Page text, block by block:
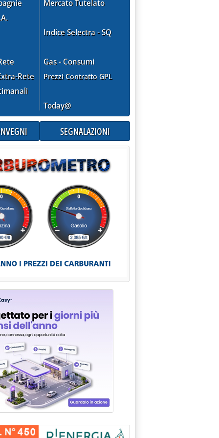
Rete
Mercato Tutelato
Indice Selectra - SQ
Gas - Consumi
Prezzi Contratto GPL
Today@
SEGNALAZIONI